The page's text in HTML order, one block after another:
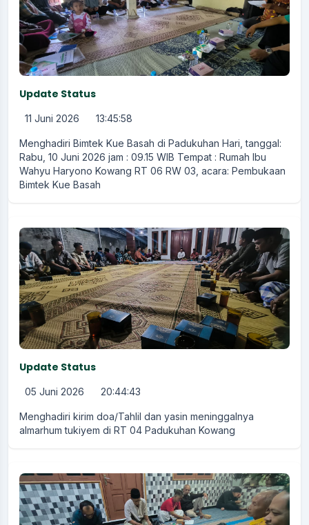
Update Status
11 Juni 2026 13:45:58
Menghadiri Bimtek Kue Basah di Padukuhan Hari, tanggal:
Rabu, 10 Juni 2026 jam : 09.15 WIB Tempat : Rumah Ibu
Wahyu Haryono Kowang RT 06 RW 03, acara: Pembukaan
Bimtek Kue Basah
Update Status
05 Juni 2026 20:44:43
Menghadiri kirim doa/Tahlil dan yasin meninggalnya
almarhum tukiyem di RT 04 Padukuhan Kowang